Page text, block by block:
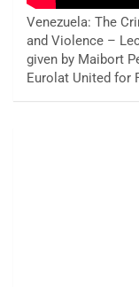
Venezuela: The
and Violence –
given by Maibort
Eurolat United for